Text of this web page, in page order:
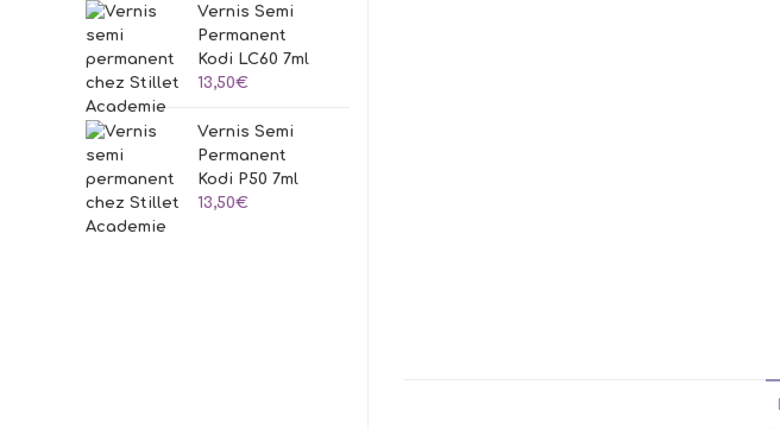
Vernis Semi
Permanent
Kodi LC60 7ml
13,50€
Vernis Semi
Permanent
Kodi P50 7ml
13,50€